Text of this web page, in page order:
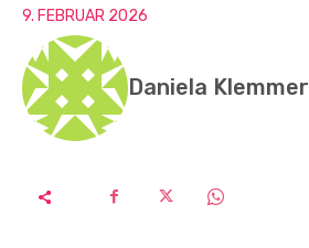
9. FEBRUAR 2026
Daniela Klemmer